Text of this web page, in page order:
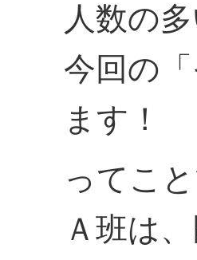
人数の
今回の
ます！
ってこ
Ａ班は